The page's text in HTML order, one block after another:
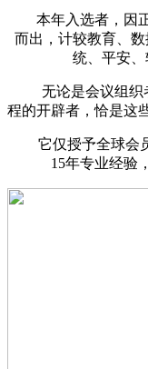
本年入选者，因正
而出，计较教育、
统、平安、
无论是会议组织
程的开辟者，恰是这
它仅授予全球会员
15年专业经验